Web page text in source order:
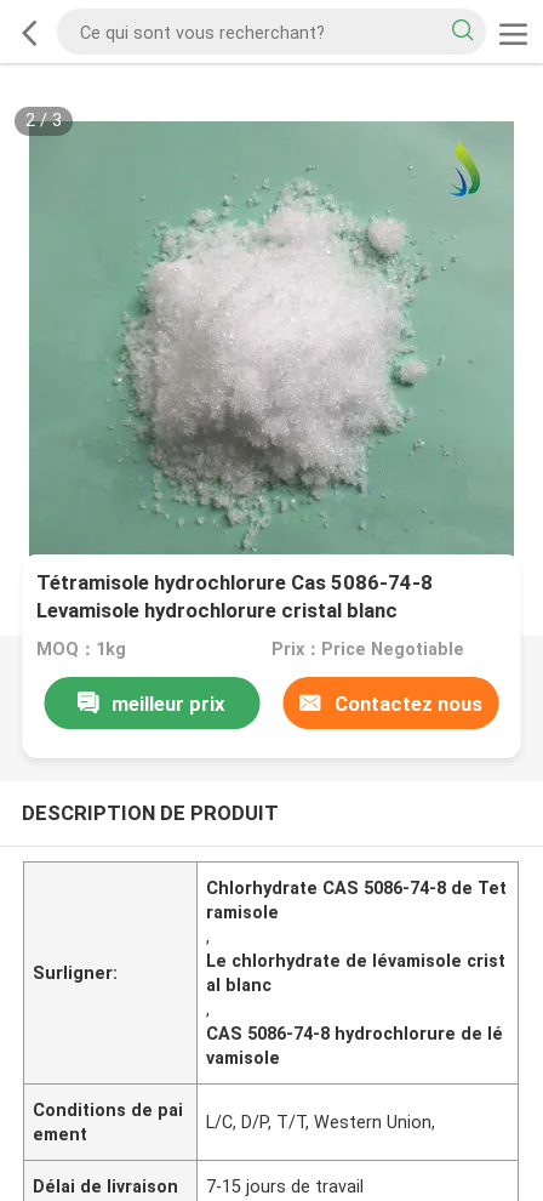
2/3
Tétramisole hydrochlorure Cas 5086-74-8
Levamisole hydrochlorure cristal blanc
MOQ：1kg Prix：Price Negotiable
meilleur prix Contactez nous
DESCRIPTION DE PRODUIT
Surligner:
Chlorhydrate CAS 5086-74-8 de Tet
ramisole
,
Le chlorhydrate de lévamisole crist
al blanc
,
CAS 5086-74-8 hydrochlorure de lé
vamisole
Conditions de pai
ement
L/C, D/P, T/T, Western Union,
Délai de livraison 7-15 jours de travail